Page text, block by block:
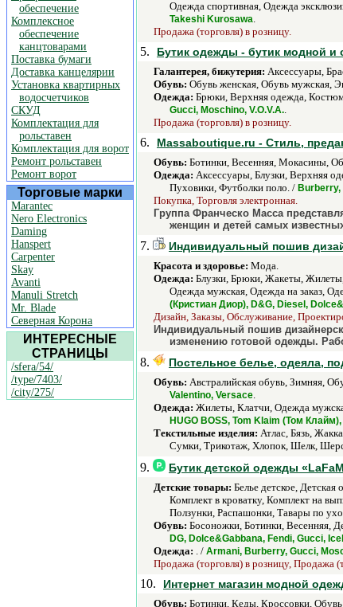
обеспечение
Комплексное
обеспечение
канцтоварами
Поставка бумаги
Доставка канцелярии
Установка квартирных
водосчетчиков
СКУД
Комплектация для
рольставен
Комплектация для ворот
Ремонт рольставен
Ремонт ворот
Торговые марки
Marantec
Nero Electronics
Daming
Hanspert
Carpenter
Skay
Avanti
Manuli Stretch
Mr. Blade
Северная Корона
ИНТЕРЕСНЫЕ
СТРАНИЦЫ
/sfera/54/
/type/7403/
/city/275/
Одежда спортивная, Одежда
Takeshi Kurosawa.
Продажа (торговля) в розницу.
5. Бутик одежды - бутик модной
Галантерея, бижутерия: Аксессуары,
Обувь: Обувь женская, Обувь мужская,
Одежда: Брюки, Верхняя одежда,
Gucci, Moschino, V.O.V.A..
Продажа (торговля) в розницу.
6. Massaboutique.ru - Стиль,
Обувь: Ботинки, Весенняя, Мокасины,
Одежда: Аксессуары, Блузки, Верхняя
Пуховики, Футболки поло. / Burberry,
Покупка, Торговля электронная.
Группа Франческо Масса
женщин и детей самых
7. Индивидуальный пошив
Красота и здоровье: Мода.
Одежда: Блузки, Брюки, Жакеты,
Одежда мужская, Одежда на заказ,
(Кристиан Диор), D&G, Diesel,
Дизайн, Заказы, Обслуживание,
Индивидуальный пошив
изменению готовой одежды.
8. Постельное белье, одеяла,
Обувь: Австралийская обувь, Зимняя,
Valentino, Versace.
Одежда: Жилеты, Клатчи, Одежда
HUGO BOSS, Tom Klaim (Том
Текстильные изделия: Атлас, Бязь,
Сумки, Трикотаж, Хлопок, Шелк,
9. Бутик детской одежды
Детские товары: Белье детское,
Комплект в кроватку, Комплект на
Ползунки, Распашонки, Тавары по
Обувь: Босоножки, Ботинки, Весенняя,
DG, Dolce&Gabbana, Fendi, Gucci,
Одежда: . / Armani, Burberry, Gucci,
Продажа (торговля) в розницу, Продажа
10. Интернет магазин модной
Обувь: Ботинки, Кеды, Кроссовки,